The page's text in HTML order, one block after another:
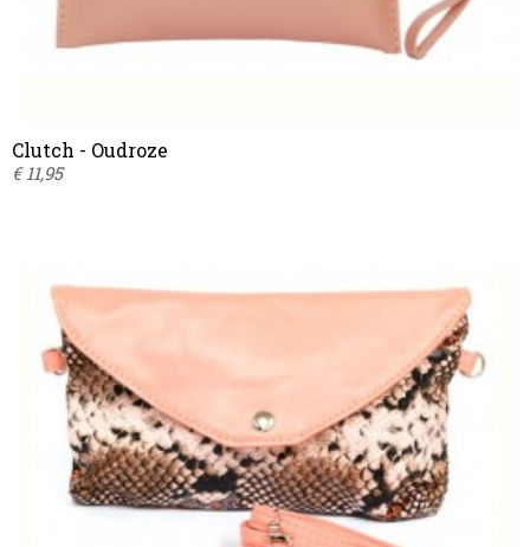
Clutch - Oudroze
€ 11,95